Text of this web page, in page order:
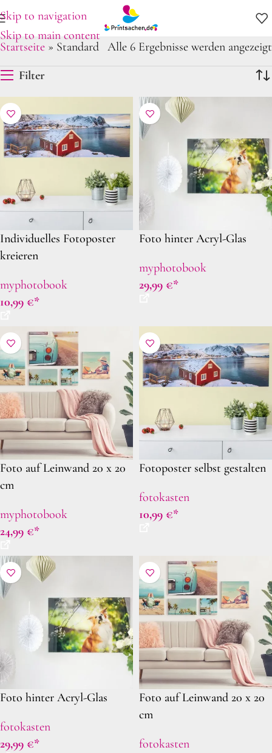
Skip to navigation
Skip to main content
Startseite » Standard Alle 6 Ergebnisse werden angezeigt
Filter
Individuelles Fotoposter
kreieren
myphotobook
10,99 €
Foto hinter Acryl-Glas
myphotobook
29,99 €
Foto auf Leinwand 20 x 20
cm
myphotobook
24,99 €
Fotoposter selbst gestalten
fotokasten
10,99 €
Foto hinter Acryl-Glas
fotokasten
29,99 €
Foto auf Leinwand 20 x 20
cm
fotokasten